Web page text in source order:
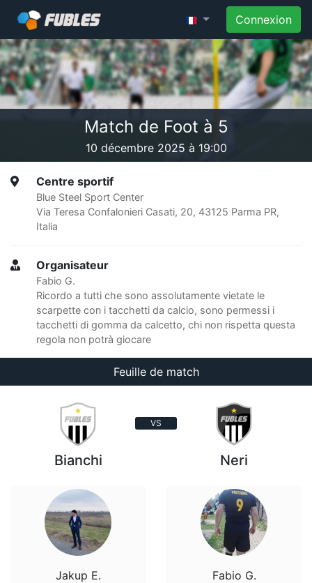
Connexion
Match de Foot à 5
10 décembre 2025 à 19:00
Centre sportif
Blue Steel Sport Center
Via Teresa Confalonieri Casati, 20, 43125 Parma PR,
Italia
Organisateur
Fabio G.
Ricordo a tutti che sono assolutamente vietate le
scarpette con i tacchetti da calcio, sono permessi i
tacchetti di gomma da calcetto, chi non rispetta questa
regola non potrà giocare
Feuille de match
VS
Bianchi
Jakup E.
Neri
Fabio G.